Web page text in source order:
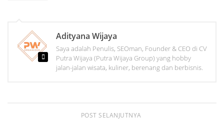
Adityana Wijaya
Saya adalah Penulis, SEOman, Founder & CEO di CV
Putra Wijaya (Putra Wijaya Group) yang hobby
jalan-jalan wisata, kuliner, berenang dan berbisnis.
POST SELANJUTNYA